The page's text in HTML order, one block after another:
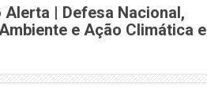
| Defesa Nacional,
e Ação Climática e